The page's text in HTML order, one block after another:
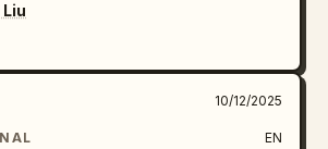
10/12/2025
EN